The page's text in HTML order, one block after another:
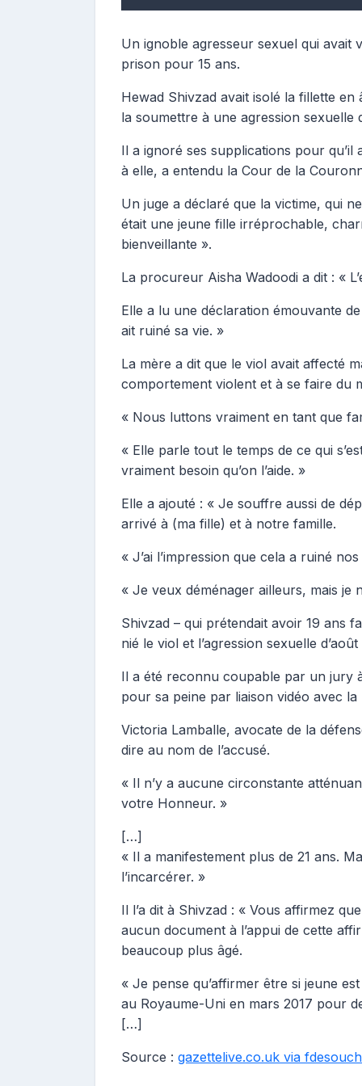
Un ignoble agresseur sexuel qui avait
prison pour 15 ans.
Hewad Shivzad avait isolé la fillette en
la soumettre à une agression sexuelle
Il a ignoré ses supplications pour qu’il
à elle, a entendu la Cour de la
Un juge a déclaré que la victime, qui
était une jeune fille irréprochable,
bienveillante ».
La procureur Aisha Wadoodi a dit : «
Elle a lu une déclaration émouvante
ait ruiné sa vie. »
La mère a dit que le viol avait affecté
comportement violent et à se faire du
« Nous luttons vraiment en tant que
« Elle parle tout le temps de ce qui
vraiment besoin qu’on l’aide. »
Elle a ajouté : « Je souffre aussi de
arrivé à (ma fille) et à notre famille.
« J’ai l’impression que cela a ruiné
« Je veux déménager ailleurs, mais je
Shivzad – qui prétendait avoir 19 ans
nié le viol et l’agression sexuelle
Il a été reconnu coupable par un jury
pour sa peine par liaison vidéo avec
Victoria Lamballe, avocate de la
dire au nom de l’accusé.
« Il n’y a aucune circonstante
votre Honneur. »
[…]
« Il a manifestement plus de 21 ans.
l’incarcérer. »
Il l’a dit à Shivzad : « Vous affirmez
aucun document à l’appui de cette
beaucoup plus âgé.
« Je pense qu’affirmer être si jeune
au Royaume-Uni en mars 2017 pour
[…]
Source : gazettelive.co.uk via